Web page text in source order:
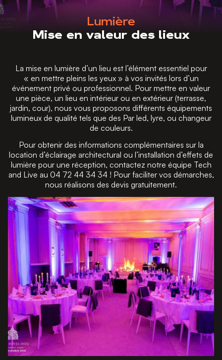
Lumière
Mise en valeur des lieux
La mise en lumière d’un lieu est l’élément essentiel pour
« en mettre pleins les yeux » à vos invités lors d’un
événement privé ou professionnel. Pour mettre en valeur
une pièce, un lieu en intérieur ou en extérieur (terrasse,
jardin, cour), nous vous proposons différents équipements
lumineux de qualité tels que des Par led, lyre, ou changeur
de couleurs.
Pour obtenir des informations complémentaires sur la
location d’éclairage architectural ou l’installation d’effets de
lumière pour une réception, contactez notre équipe Tech
and Live au 04 72 44 34 34 ! Pour faciliter vos démarches,
nous réalisons des devis gratuitement.